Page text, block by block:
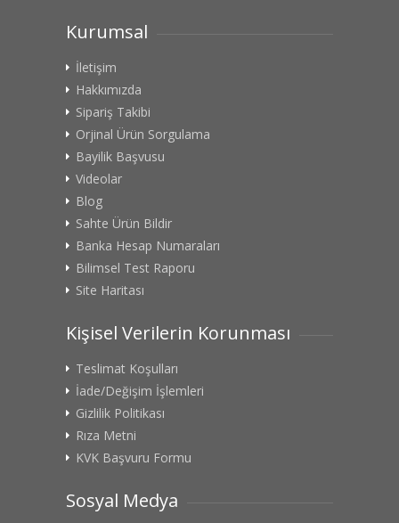
Kurumsal
İletişim
Hakkımızda
Sipariş Takibi
Orjinal Ürün Sorgulama
Bayilik Başvusu
Videolar
Blog
Sahte Ürün Bildir
Banka Hesap Numaraları
Bilimsel Test Raporu
Site Haritası
Kişisel Verilerin Korunması
Teslimat Koşulları
İade/Değişim İşlemleri
Gizlilik Politikası
Rıza Metni
KVK Başvuru Formu
Sosyal Medya